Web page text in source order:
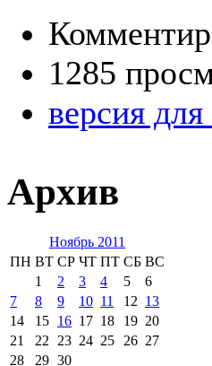
1285
версия
Архив
Ноябрь 2011
ПН ВТ СР ЧТ ПТ СБ ВС
1
2 3 4 5
6
7
8 9 10 11 12 13
14
15 16 17 18 19 20
21
22 23 24 25 26 27
28
29 30